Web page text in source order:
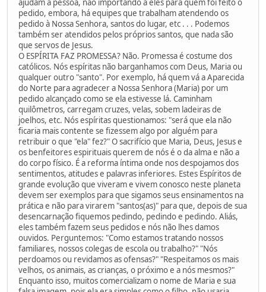
ajudam a pessoa, não importando a eles para quem foi feito o
pedido, embora, há equipes que trabalham atendendo os
pedido à Nossa Senhora, santos do lugar, etc . . . Podemos
também ser atendidos pelos próprios santos, que nada são
que servos de Jesus.
O ESPÍRITA FAZ PROMESSA? Não. Promessa é costume dos
católicos. Nós espíritas não barganhamos com Deus, Maria ou
qualquer outro "santo". Por exemplo, há quem vá a Aparecida
do Norte para agradecer a Nossa Senhora (Maria) por um
pedido alcançado como se ela estivesse lá. Caminham
quilômetros, carregam cruzes, velas, sobem ladeiras de
joelhos, etc. Nós espíritas questionamos: "será que ela não
ficaria mais contente se fizessem algo por alguém para
retribuir o que "ela" fez?" O sacrifício que Maria, Deus, Jesus e
os benfeitores espirituais querem de nós é o da alma e não a
do corpo físico. É a reforma íntima onde nos despojamos dos
sentimentos, atitudes e palavras inferiores. Estes Espíritos de
grande evolução que viveram e vivem conosco neste planeta
devem ser exemplos para que sigamos seus ensinamentos na
prática e não para virarem "santos(as)" para que, depois de sua
desencarnação fiquemos pedindo, pedindo e pedindo. Aliás,
eles também fazem seus pedidos e nós não lhes damos
ouvidos. Perguntemos: "Como estamos tratando nossos
familiares, nossos colegas de escola ou trabalho?" "Nós
perdoamos ou revidamos as ofensas?" "Respeitamos os mais
velhos, os animais, as crianças, o próximo e a nós mesmos?"
Enquanto isso, muitos comercializam o nome de Maria e sua